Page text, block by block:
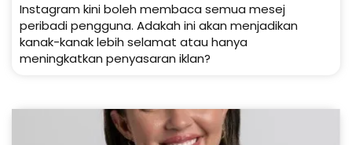
Instagram kini boleh membaca semua mesej
peribadi pengguna. Adakah ini akan menjadikan
kanak-kanak lebih selamat atau hanya
meningkatkan penyasaran iklan?